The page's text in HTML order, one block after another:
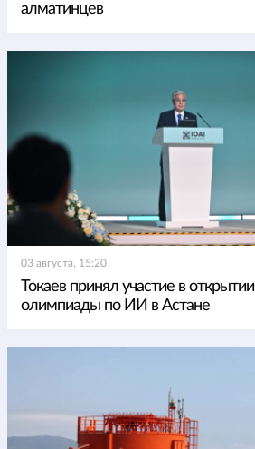
алматинцев
03 августа, 15:20
Токаев принял участие в
олимпиады по ИИ в Астане